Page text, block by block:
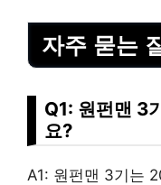
자주 묻는
Q1: 원펀맨 3
요?
A1: 원펀맨 3기는